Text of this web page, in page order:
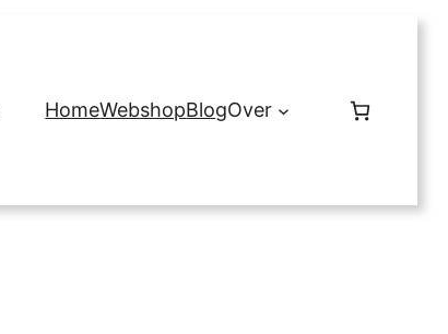
HomeWebshopBlogOver